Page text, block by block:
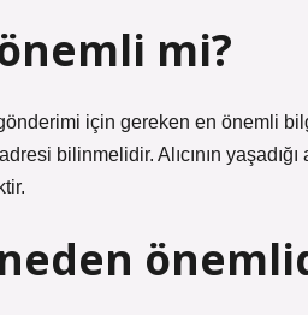
mi?
için gereken en önemli
bilinmelidir. Alıcının